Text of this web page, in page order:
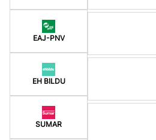
EAJ-PNV
EH BILDU
SUMAR